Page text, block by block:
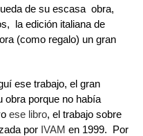
de su escasa obra,
la edición italiana de
(como regalo) un gran
ese trabajo, el gran
obra porque no había
ese libro, el trabajo sobre
por IVAM en 1999. Por